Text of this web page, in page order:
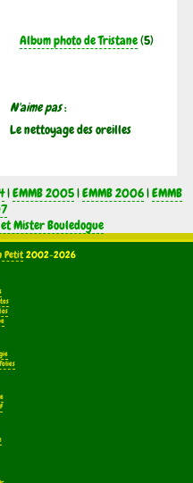
Album photo de Tristane(5)
N'aime pas:
Le nettoyage des oreilles
|EMMB 2005|EMMB 2006|EMMB
Mister Bouledogue
Petit2002-2026